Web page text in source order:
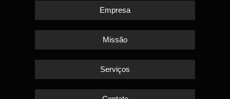
Empresa
Missão
Serviços